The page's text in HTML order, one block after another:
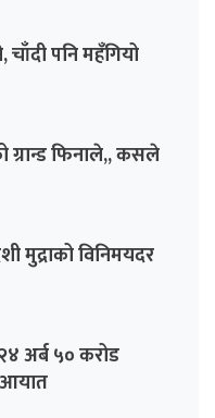
पनि महँगियो
फिनाले,, कसले
मुद्राको विनिमयदर
अर्ब ५० करोड
आयात